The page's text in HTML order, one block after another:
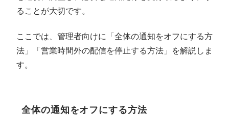
ることが大切です。
ここでは、管理者向けに「全体の通知をオフにする方
法」「営業時間外の配信を停止する方法」を解説しま
す。
全体の通知をオフにする方法